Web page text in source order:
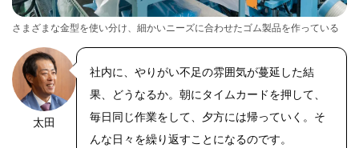
さまざまな金型を使い分け、細かいニーズに合わせたゴム製品を作っている
太田
社内に、やりがい不足の雰囲気が蔓延した結
果、どうなるか。朝にタイムカードを押して、
毎日同じ作業をして、夕方には帰っていく。そ
んな日々を繰り返すことになるのです。